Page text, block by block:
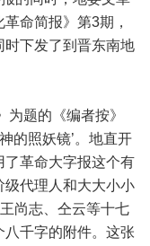
命简报》第3期，
时下发了到晋东南地
题的《编者按》
的照妖镜’。地直开
了革命大字报这个有
级代理人和大大小小
尚志、仝云等十七
千字的附件。这张